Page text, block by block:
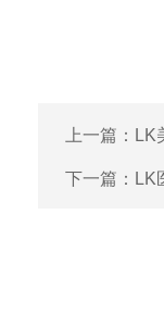
上一篇： LK
下一篇： LK